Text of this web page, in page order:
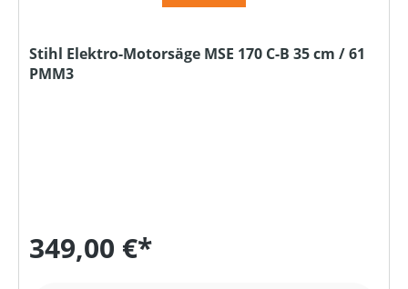
Stihl Elektro-Motorsäge MSE 170 C-B 35 cm / 61
PMM3
349,00 €*